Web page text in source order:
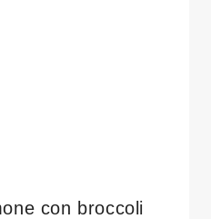
con broccoli